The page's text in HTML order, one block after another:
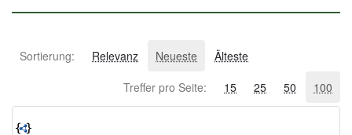
Sortierung: Relevanz Neueste
Älteste
Treffer pro Seite:
15 25 50 100